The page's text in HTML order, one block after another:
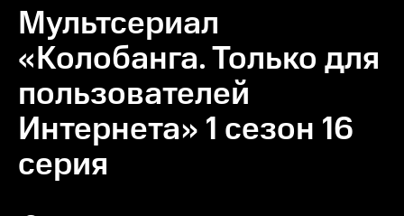
Мультсериал
«Колобанга. Только для
пользователей
Интернета» 1 сезон 16
серия